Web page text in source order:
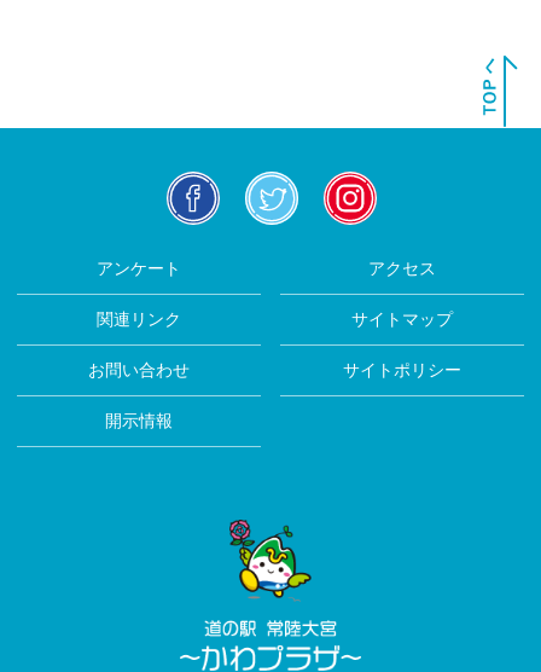
アンケート
アクセス
関連リンク サイトマップ
お問い合わせ サイトポリシー
開示情報